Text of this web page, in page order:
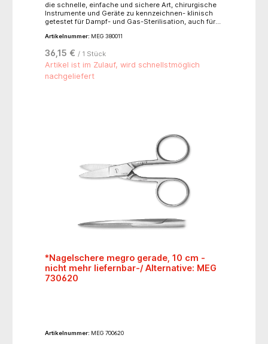
die schnelle, einfache und sichere Art, chirurgische
Instrumente und Geräte zu kennzeichnen- klinisch
getestet für Dampf- und Gas-Sterilisation, auch für
leicht zu entfernen, ohne die Instrumente zu
von ca. 200 Instrumenten- latexfrei
Artikelnummer: MEG 380011
36,15 € / 1 Stück
Artikel ist im Zulauf, wird schnellstmöglich
nachgeliefert
*Nagelschere megro gerade, 10 cm -
nicht mehr liefernbar-/ Alternative: MEG
730620
Artikelnummer: MEG 700620